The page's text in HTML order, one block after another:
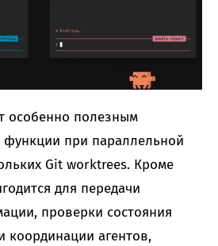
особенно полезным
при параллельной
Git worktrees. Кроме
для передачи
проверки состояния
координации агентов,